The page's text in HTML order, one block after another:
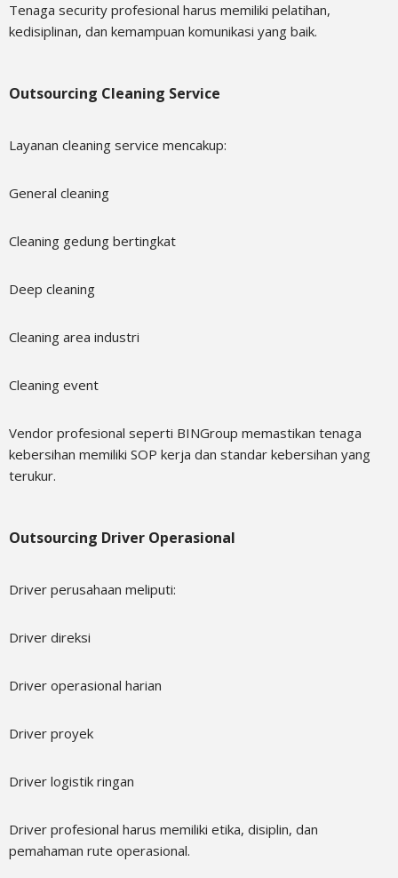
Tenaga security profesional harus memiliki pelatihan,
kedisiplinan, dan kemampuan komunikasi yang baik.
Outsourcing Cleaning Service
Layanan cleaning service mencakup:
General cleaning
Cleaning gedung bertingkat
Deep cleaning
Cleaning area industri
Cleaning event
Vendor profesional seperti BINGroup memastikan tenaga
kebersihan memiliki SOP kerja dan standar kebersihan yang
terukur.
Outsourcing Driver Operasional
Driver perusahaan meliputi:
Driver direksi
Driver operasional harian
Driver proyek
Driver logistik ringan
Driver profesional harus memiliki etika, disiplin, dan
pemahaman rute operasional.